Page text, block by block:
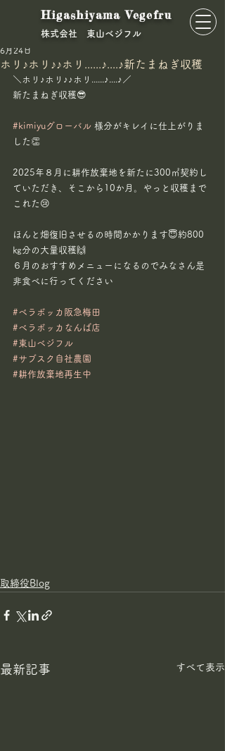
Higashiyama Vegefru
​株式会社 東山ベジフル
ホリ♪ホリ♪♪ホリ......♪....♪新たまねぎ収穫
東山ベジフル
6月24日
＼ホリ♪ホリ♪♪ホリ......♪....♪／
新たまねぎ収穫😎
#kimiyuグローバル 様分がキレイに仕上がりま
した👏
2025年８月に耕作放棄地を新たに300㎡契約し
ていただき、そこから10か月。やっと収穫まで
これた😢
ほんと畑復旧させるの時間かかります😇約800
㎏分の大量収穫🙌
６月のおすすめメニューになるのでみなさん是
非食べに行ってください
#ベラボッカ阪急梅田
#ベラボッカなんば店
#東山ベジフル
#サブスク自社農園
#耕作放棄地再生中
取締役Blog
最新記事 すべて表示